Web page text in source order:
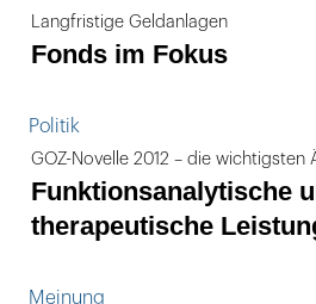
Langfristige Geldanlagen
Fonds im Fokus
Politik
GOZ-Novelle 2012 – die wichtigsten
Funktionsanalytische
therapeutische
Meinung